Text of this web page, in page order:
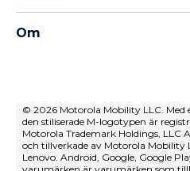
thinkphone by motorola
moto tag
Reparationsstatus
Återställning och smart
Om
Försäljningsvillkor
Användarvillkor
Försäljningsvillkor
© 2026 Motorola Mobility LLC. Med
den stiliserade M-logotypen är
Motorola Trademark Holdings, LLC
och tillverkade av Motorola
Lenovo. Android, Google, Google